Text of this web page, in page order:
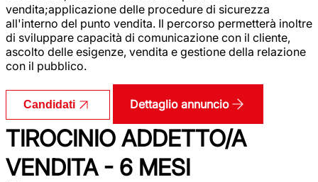
vendita;applicazione delle procedure di sicurezza
all'interno del punto vendita. Il percorso permetterà inoltre
di sviluppare capacità di comunicazione con il cliente,
ascolto delle esigenze, vendita e gestione della relazione
con il pubblico.
Candidati Dettaglio annuncio
TIROCINIO ADDETTO/A
VENDITA - 6 MESI